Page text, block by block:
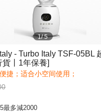
1/5
- Turbo Italy TSF-05BL
丨1年保養]
捷；适合小空间使用；
最多減2000